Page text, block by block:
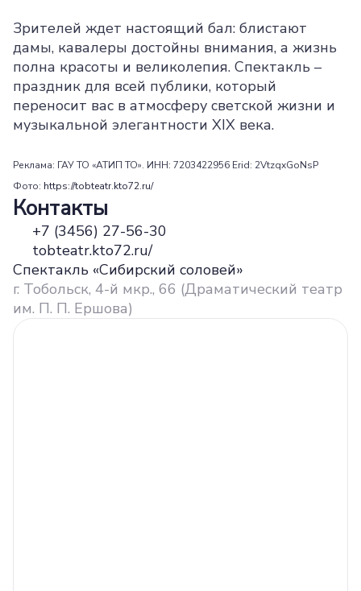
Зрителей ждет настоящий бал: блистают
дамы, кавалеры достойны внимания, а жизнь
полна красоты и великолепия. Спектакль –
праздник для всей публики, который
переносит вас в атмосферу светской жизни и
музыкальной элегантности XIX века.
Реклама: ГАУ ТО «АТИП ТО». ИНН: 7203422956 Erid: 2VtzqxGoNsP
Фото: https://tobteatr.kto72.ru/
Контакты
+7 (3456) 27-56-30
tobteatr.kto72.ru/
Спектакль «Сибирский соловей»
г. Тобольск, 4-й мкр., 66 (Драматический театр
им. П. П. Ершова)